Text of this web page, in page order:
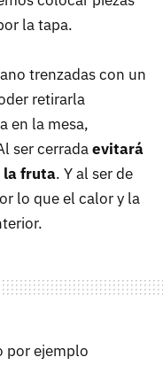
la tapa.
trenzadas con un
retirarla
en la mesa,
ser cerradaevitará
la fruta. Y al ser de
lo que el calor y la
por ejemplo